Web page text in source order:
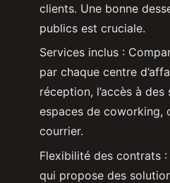
clients. Une bonne
publics est cruciale.
Services inclus :
par chaque centre
réception, l’accès à
espaces de coworking,
courrier.
Flexibilité des contrats
qui propose des